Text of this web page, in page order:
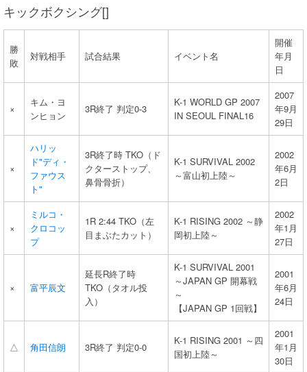
キックボクシング[]
勝
敗
対戦相手 試合結果 イベント名
開催
年月
日
×
キム・ヨ
ンヒョン
3R終了 判定0-3
K-1 WORLD GP 2007
IN SEOUL FINAL16
2007
年9月
29日
×
ハリッ
ド"ディ・
ファウス
ト"
3R終了時 TKO（ド
クターストップ、
鼻骨骨折）
K-1 SURVIVAL 2002
～富山初上陸～
2002
年6月
2日
×
ミルコ・
クロコッ
プ
1R 2:44 TKO（左
目まぶたカット）
K-1 RISING 2002 ～静
岡初上陸～
2002
年1月
27日
× 富平辰文
延長R終了時
TKO（タオル投
入）
K-1 SURVIVAL 2001
～JAPAN GP 開幕戦
～
【JAPAN GP 1回戦】
2001
年6月
24日
△ 角田信朗 3R終了 判定0-0
K-1 RISING 2001 ～四
国初上陸～
2001
年1月
30日